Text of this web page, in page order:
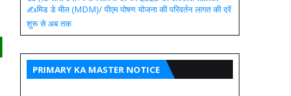
✍️मिड डे मील (MDM)/ पीएम पोषण योजना की परिवर्तन लागत की दरें
शुरू से अब तक
PRIMARY KA MASTER NOTICE